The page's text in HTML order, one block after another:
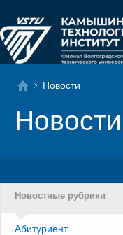
Новости
Новостные рубрики
Абитуриент